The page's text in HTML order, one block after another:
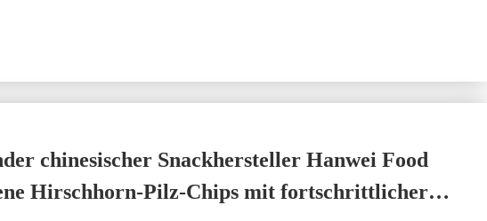
chinesischer Snackhersteller Hanwei Food
Hirschhorn-Pilz-Chips mit fortschrittlicher